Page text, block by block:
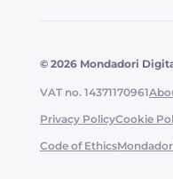
© 2026 Mondadori
VAT no. 14371170961
Privacy PolicyCookie
Code of Ethics